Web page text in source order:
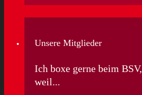
Unsere Mitglieder
Ich boxe gerne beim BSV,
weil...